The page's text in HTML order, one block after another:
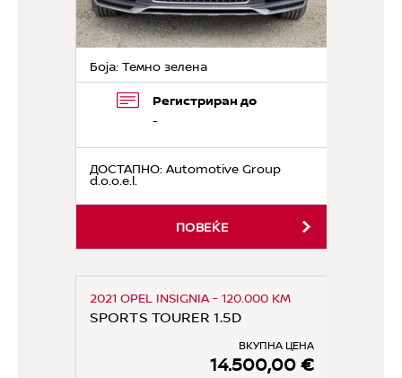
Боја: Темно зелена
Регистриран до
-
ДОСТАПНО: Automotive Group
d.o.o.e.l.
ПОВЕЌЕ
2021 OPEL INSIGNIA - 120.000 KM
SPORTS TOURER 1.5D
ВКУПНА ЦЕНА
14.500,00 €